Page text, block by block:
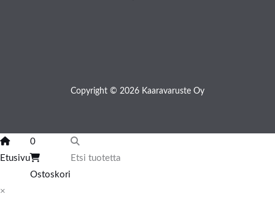
Copyright © 2026 Kaaravaruste Oy
Etusivu
0
Ostoskori
Etsi tuotetta
×